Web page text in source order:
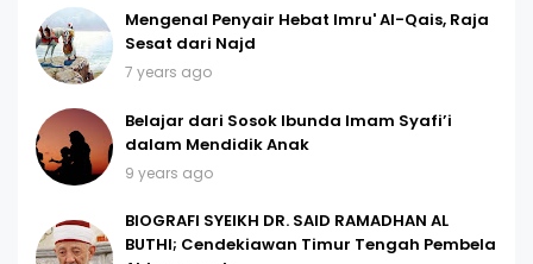
Mengenal Penyair Hebat Imru' Al-Qais, Raja
Sesat dari Najd
7 years ago
Belajar dari Sosok Ibunda Imam Syafi’i
dalam Mendidik Anak
9 years ago
BIOGRAFI SYEIKH DR. SAID RAMADHAN AL
BUTHI; Cendekiawan Timur Tengah Pembela